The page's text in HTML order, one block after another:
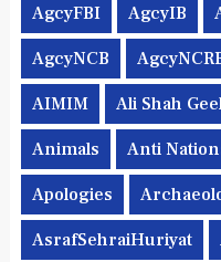
AgcyFBI AgcyIB
AgcyNCB
AIMIM Ali Shah
Animals Anti
Apologies
AsrafSehraiHuriyat